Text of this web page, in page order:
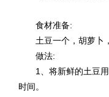
食材准备:
土豆一个，胡萝卜，
做法:
1、将新鲜的土豆用
时间。